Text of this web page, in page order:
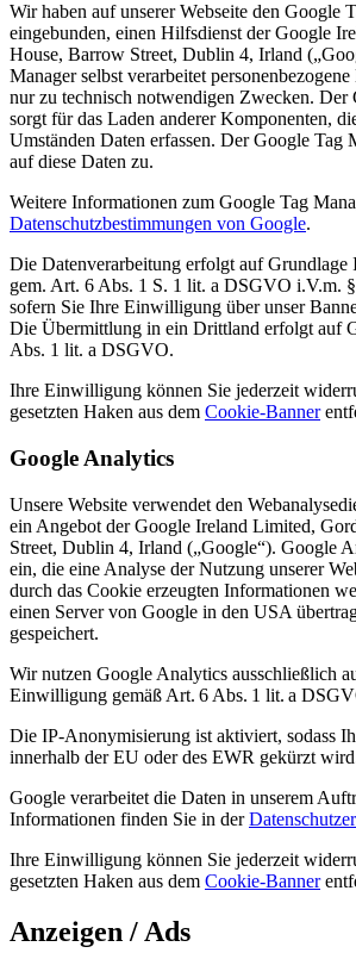
Wir haben auf unserer Webseite den Google
eingebunden, einen Hilfsdienst der Google
House, Barrow Street, Dublin 4, Irland
Manager selbst verarbeitet
nur zu technisch notwendigen Zwecken. Der
sorgt für das Laden anderer Komponenten,
Umständen Daten erfassen. Der Google Tag
auf diese Daten zu.
Weitere Informationen zum Google Tag
Datenschutzbestimmungen von Google.
Die Datenverarbeitung erfolgt auf
gem. Art. 6 Abs. 1 S. 1 lit. a DSGVO i.V.m.
sofern Sie Ihre Einwilligung über unser
Die Übermittlung in ein Drittland erfolgt auf
Abs. 1 lit. a DSGVO.
Ihre Einwilligung können Sie jederzeit
gesetzten Haken aus dem Cookie-Banner
Google Analytics
Unsere Website verwendet den
ein Angebot der Google Ireland Limited,
Street, Dublin 4, Irland („Google“). Google
ein, die eine Analyse der Nutzung unserer
durch das Cookie erzeugten Informationen
einen Server von Google in den USA
gespeichert.
Wir nutzen Google Analytics ausschließlich
Einwilligung gemäß Art. 6 Abs. 1 lit. a
Die IP-Anonymisierung ist aktiviert, sodass
innerhalb der EU oder des EWR gekürzt
Google verarbeitet die Daten in unserem
Informationen finden Sie in der
Ihre Einwilligung können Sie jederzeit
gesetzten Haken aus dem Cookie-Banner
Anzeigen / Ads